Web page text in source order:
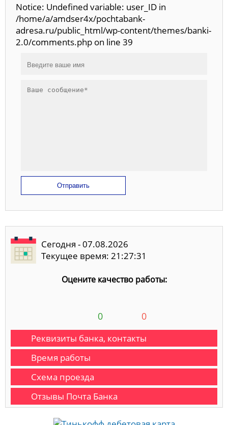
Notice: Undefined variable: user_ID in
/home/a/amdser4x/pochtabank-
adresa.ru/public_html/wp-content/themes/banki-
2.0/comments.php on line 39
Отправить
Сегодня - 07.08.2026
Текущее время: 21:27:32
Оцените качество работы:
0 0
Реквизиты банка, контакты
Время работы
Схема проезда
Отзывы Почта Банка